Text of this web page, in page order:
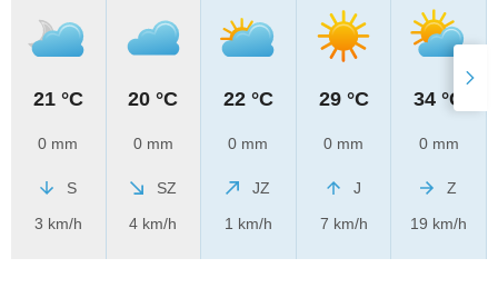
21 °C
0 mm
S
3 km/h
20 °C
0 mm
SZ
4 km/h
22 °C
0 mm
JZ
1 km/h
29 °C
0 mm
J
7 km/h
34 °C
0 mm
Z
19 km/h